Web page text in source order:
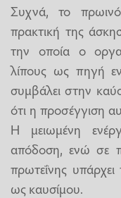
Συχνά, το
πρακτική της
την οποία ο
λίπους ως πηγή
συμβάλει στην
ότι η προσέγγιση
Η μειωμένη
απόδοση, ενώ σε
πρωτεΐνης
ως καυσίμου.